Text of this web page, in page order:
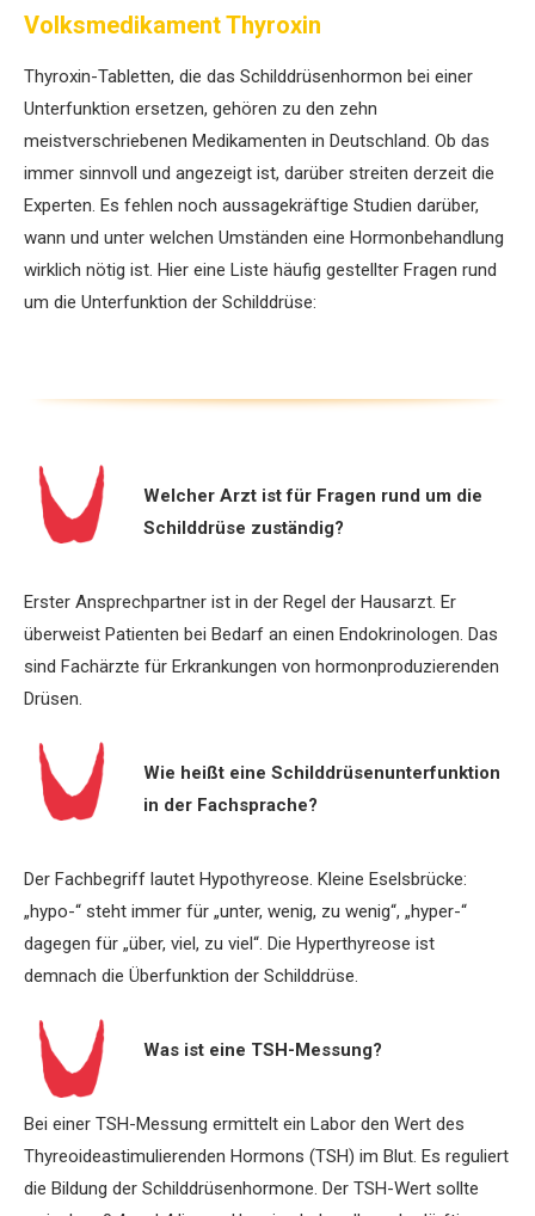
Volksmedikament Thyroxin
Thyroxin-Tabletten, die das Schilddrüsenhormon bei einer
Unterfunktion ersetzen, gehören zu den zehn
meistverschriebenen Medikamenten in Deutschland. Ob das
immer sinnvoll und angezeigt ist, darüber streiten derzeit die
Experten. Es fehlen noch aussagekräftige Studien darüber,
wann und unter welchen Umständen eine Hormonbehandlung
wirklich nötig ist. Hier eine Liste häufig gestellter Fragen rund
um die Unterfunktion der Schilddrüse:
Welcher Arzt ist für Fragen rund um die
Schilddrüse zuständig?
Erster Ansprechpartner ist in der Regel der Hausarzt. Er
überweist Patienten bei Bedarf an einen Endokrinologen. Das
sind Fachärzte für Erkrankungen von hormonproduzierenden
Drüsen.
Wie heißt eine Schilddrüsenunterfunktion
in der ­Fachsprache?
Der Fachbegriff lautet Hypothyreose. Kleine Eselsbrücke:
„hypo-“ steht immer für „unter, wenig, zu wenig“, „hyper-“
dagegen für „über, viel, zu viel“. Die Hyperthyreose ist
demnach die Überfunktion der Schilddrüse.
Was ist eine TSH-Messung?
Bei einer TSH-Messung ermittelt ein Labor den Wert des
Thyreoideastimulierenden Hormons (TSH) im Blut. Es reguliert
die Bildung der Schilddrüsenhormone. Der TSH-Wert sollte